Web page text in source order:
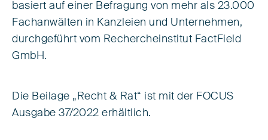
basiert auf einer Befragung von mehr als 23.000
Fachanwälten in Kanzleien und Unternehmen,
durchgeführt vom Rechercheinstitut FactField
GmbH.
Die Beilage „Recht & Rat“ ist mit der FOCUS
Ausgabe 37/2022 erhältlich.